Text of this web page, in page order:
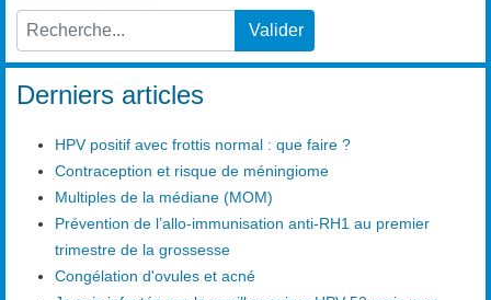
Type 2 or more characters for results.
Valider
Derniers articles
HPV positif avec frottis normal : que faire ?
Contraception et risque de méningiome
Multiples de la médiane (MOM)
Prévention de l’allo-immunisation anti-RH1 au premier
trimestre de la grossesse
Congélation d'ovules et acné